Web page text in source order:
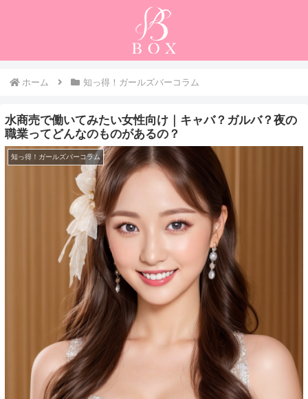
ホーム 知っ得！ガールズバーコラム
水商売で働いてみたい女性向け｜キャバ？ガルバ？夜の
職業ってどんなのものがあるの？
知っ得！ガールズバーコラム